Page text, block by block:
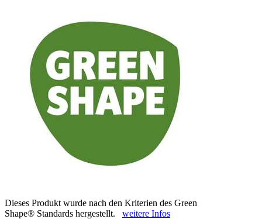
Dieses Produkt wurde nach den Kriterien des Green
Shape® Standards hergestellt. weitere Infos